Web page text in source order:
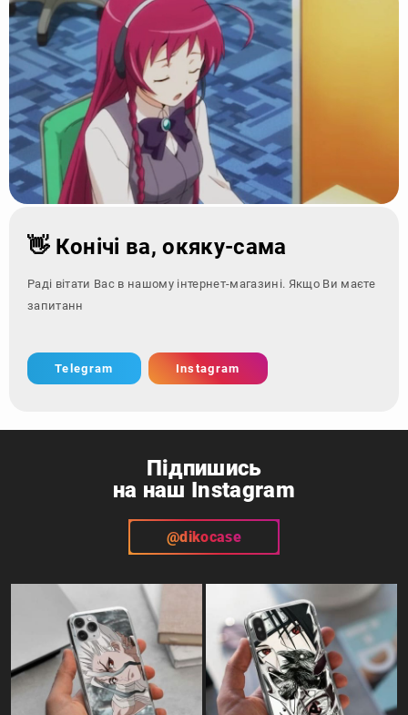
👋 Конічі ва, окяку-сама
Раді вітати Вас в нашому інтернет-магазині. Якщо Ви маєте
запитання - зверніть
Telegram Instagram
Підпишись
на наш Instagram
@dikocase